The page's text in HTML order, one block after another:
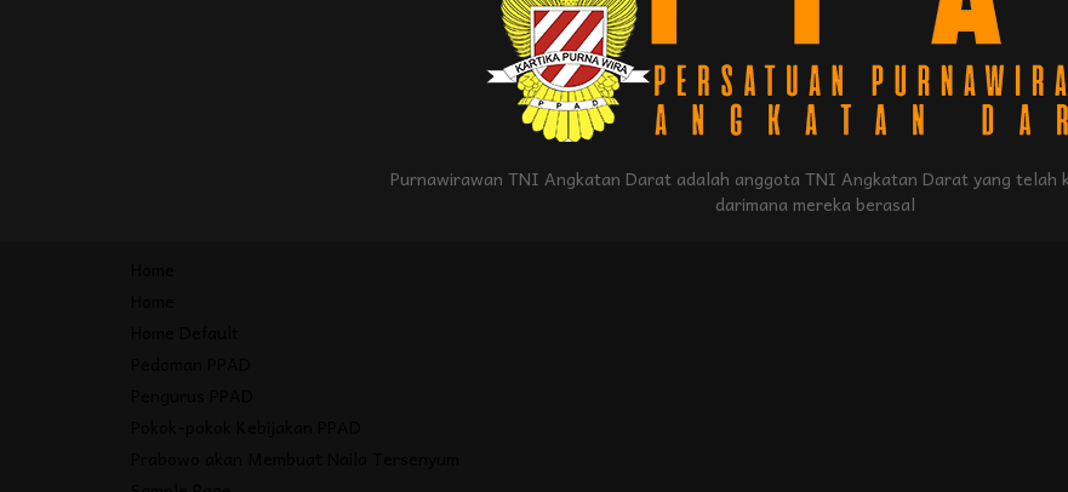
Purnawirawan TNI Angkatan Darat adalah anggota TNI Angkatan Darat yang telah
darimana mereka berasal